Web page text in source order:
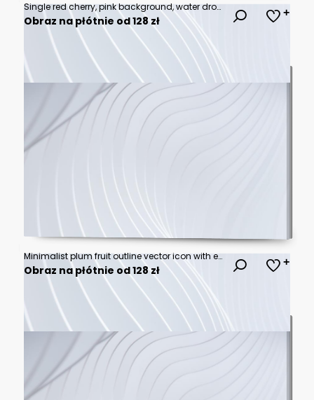
Single red cherry, pink background, water droplets.
Obraz na płótnie od 128 zł
Minimalist plum fruit outline vector icon with elegant curved stem, soft black clean lines, simple contemporary flat botanical illustration on white background for elegant packaging and creative
Obraz na płótnie od 128 zł